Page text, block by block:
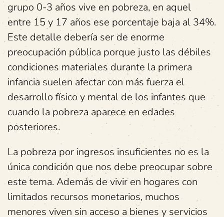
grupo 0-3 años vive en pobreza, en aquel
entre 15 y 17 años ese porcentaje baja al 34%.
Este detalle debería ser de enorme
preocupación pública porque justo las débiles
condiciones materiales durante la primera
infancia suelen afectar con más fuerza el
desarrollo físico y mental de los infantes que
cuando la pobreza aparece en edades
posteriores.
La pobreza por ingresos insuficientes no es la
única condición que nos debe preocupar sobre
este tema. Además de vivir en hogares con
limitados recursos monetarios, muchos
menores viven sin acceso a bienes y servicios